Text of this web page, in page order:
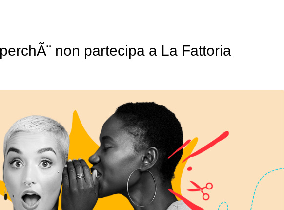
non partecipa a La Fattoria